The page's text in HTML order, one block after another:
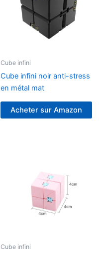
Cube infini
Cube infini noir anti-stress
en métal mat
Acheter sur Amazon
Cube infini